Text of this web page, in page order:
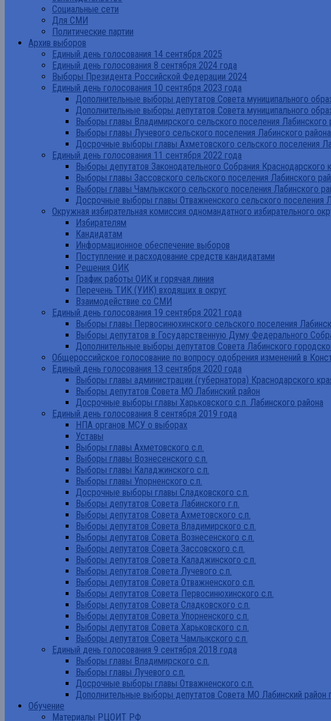
Социальные сети
Для СМИ
Политические партии
Архив выборов
Единый день голосования 14 сентября 2025
Единый день голосования 8 сентября 2024 года
Выборы Президента Российской Федерации 2024
Единый день голосования 10 сентября 2023 года
Дополнительные выборы депутатов Совета муниципального
Дополнительные выборы депутатов Совета муниципального
Выборы главы Владимирского сельского поселения Лабинского
Выборы главы Лучевого сельского поселения Лабинского района
Досрочные выборы главы Ахметовского сельского поселения
Единый день голосования 11 сентября 2022 года
Выборы депутатов Законодательного Собрания Краснодарского
Выборы главы Зассовского сельского поселения Лабинского
Выборы главы Чамлыкского сельского поселения Лабинского
Досрочные выборы главы Отважненского сельского поселения
Окружная избирательная комиссия одномандатного избирательного
Избирателям
Кандидатам
Информационное обеспечение выборов
Поступление и расходование средств кандидатами
Решения ОИК
График работы ОИК и горячая линия
Перечень ТИК (УИК) входящих в округ
Взаимодействие со СМИ
Единый день голосования 19 сентября 2021 года
Выборы главы Первосинюхинского сельского поселения
Выборы депутатов в Государственную Думу Федерального
Дополнительные выборы депутатов Совета Лабинского
Общероссийское голосование по вопросу одобрения изменений в
Единый день голосования 13 сентября 2020 года
Выборы главы администрации (губернатора) Краснодарского
Выборы депутатов Совета МО Лабинский район
Досрочные выборы главы Харьковского с.п. Лабинского района
Единый день голосования 8 сентября 2019 года
НПА органов МСУ о выборах
Уставы
Выборы главы Ахметовского с.п.
Выборы главы Вознесенского с.п.
Выборы главы Каладжинского с.п.
Выборы главы Упорненского с.п.
Досрочные выборы главы Сладковского с.п.
Выборы депутатов Совета Лабинского г.п.
Выборы депутатов Совета Ахметовского с.п.
Выборы депутатов Совета Владимирского с.п.
Выборы депутатов Совета Вознесенского с.п.
Выборы депутатов Совета Зассовского с.п.
Выборы депутатов Совета Каладжинского с.п.
Выборы депутатов Совета Лучевого с.п.
Выборы депутатов Совета Отважненского с.п.
Выборы депутатов Совета Первосинюхинского с.п.
Выборы депутатов Совета Сладковского с.п.
Выборы депутатов Совета Упорненского с.п.
Выборы депутатов Совета Харьковского с.п.
Выборы депутатов Совета Чамлыкского с.п.
Единый день голосования 9 сентября 2018 года
Выборы главы Владимирского с.п.
Выборы главы Лучевого с.п.
Досрочные выборы главы Отважненского с.п.
Дополнительные выборы депутатов Совета МО Лабинский
Обучение
Материалы РЦОИТ РФ